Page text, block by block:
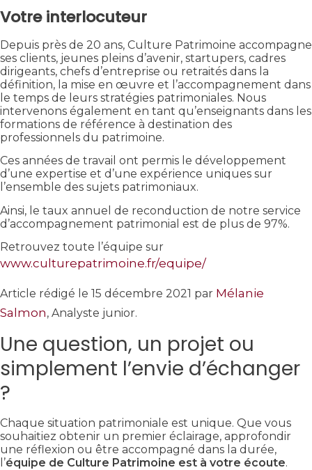
Votre interlocuteur
Depuis près de 20 ans, Culture Patrimoine accompagne
ses clients, jeunes pleins d’avenir, startupers, cadres
dirigeants, chefs d’entreprise ou retraités dans la
définition, la mise en œuvre et l’accompagnement dans
le temps de leurs stratégies patrimoniales. Nous
intervenons également en tant qu’enseignants dans les
formations de référence à destination des
professionnels du patrimoine.
Ces années de travail ont permis le développement
d’une expertise et d’une expérience uniques sur
l’ensemble des sujets patrimoniaux.
Ainsi, le taux annuel de reconduction de notre service
d’accompagnement patrimonial est de plus de 97%.
Retrouvez toute l’équipe sur
www.culturepatrimoine.fr/equipe/
Article rédigé le 15 décembre 2021 par Mélanie
Salmon, Analyste junior.
Une question, un projet ou
simplement l’envie d’échanger
?
Chaque situation patrimoniale est unique. Que vous
souhaitiez obtenir un premier éclairage, approfondir
une réflexion ou être accompagné dans la durée,
l’équipe de Culture Patrimoine est à votre écoute.